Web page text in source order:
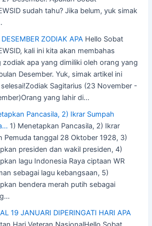
sudah tahu? Jika belum, yuk simak
ZODIAK APA Hello Sobat
kali ini kita akan membahas
zodiak apa yang dimiliki oleh orang yang
Desember. Yuk, simak artikel ini
Sagitarius (23 November -
yang lahir di…
Pancasila, 2) Ikrar Sumpah
1) Menetapkan Pancasila, 2) Ikrar
Pemuda tanggal 28 Oktober 1928, 3)
presiden dan wakil presiden, 4)
lagu Indonesia Raya ciptaan WR
sebagai lagu kebangsaan, 5)
bendera merah putih sebagai
19 JANUARI DIPERINGATI HARI APA